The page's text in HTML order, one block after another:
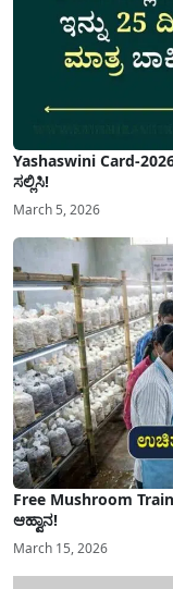
Yashaswini Card-
ಸಲ್ಲಿಸಿ!
March 5, 2026
Free Mushroom
ಆಹ್ವಾನ!
March 15, 2026